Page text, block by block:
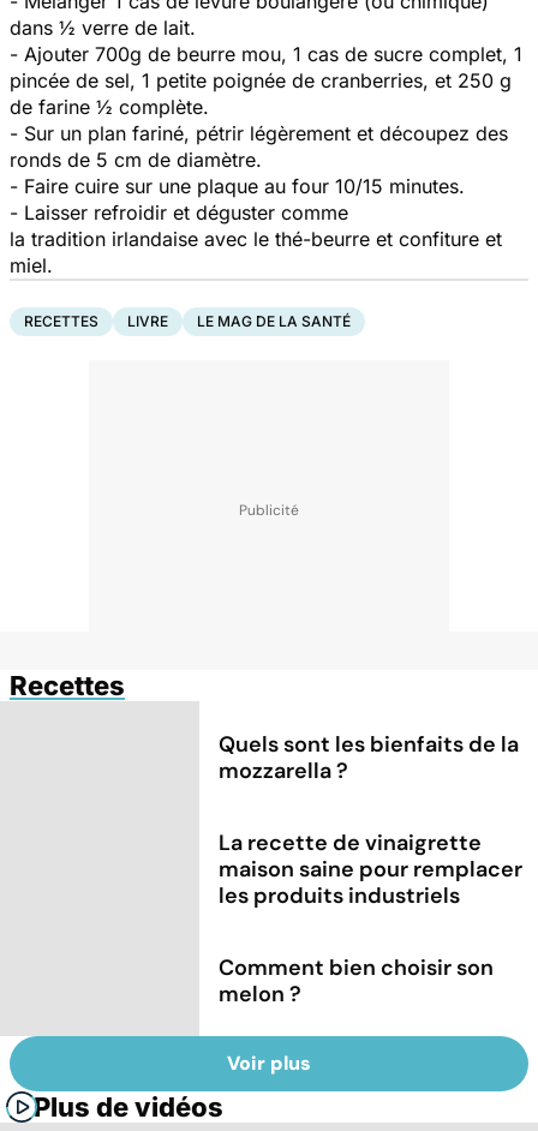
dans ½ verre de lait.
- Ajouter 700g de beurre mou, 1 cas de sucre complet, 1
pincée de sel, 1 petite poignée de cranberries, et 250 g
de farine ½ complète.
- Sur un plan fariné, pétrir légèrement et découpez des
ronds de 5 cm de diamètre.
- Faire cuire sur une plaque au four 10/15 minutes.
- Laisser refroidir et déguster comme
la tradition irlandaise avec le thé-beurre et confiture et
miel.
RECETTES LIVRE LE MAG DE LA SANTÉ
Recettes
Quels sont les bienfaits de la
mozzarella ?
La recette de vinaigrette
maison saine pour remplacer
les produits industriels
Comment bien choisir son
melon ?
Voir plus
Plus de vidéos